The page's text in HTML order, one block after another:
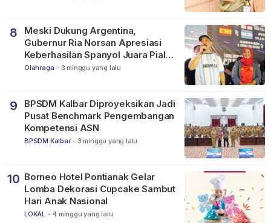
8
Meski Dukung Argentina,
Gubernur Ria Norsan Apresiasi
Keberhasilan Spanyol Juara Piala
Dunia FIFA 2026
Olahraga - 3 minggu yang lalu
9
BPSDM Kalbar Diproyeksikan Jadi
Pusat Benchmark Pengembangan
Kompetensi ASN
BPSDM Kalbar - 3 minggu yang lalu
10 Borneo Hotel Pontianak Gelar
Lomba Dekorasi Cupcake Sambut
Hari Anak Nasional
LOKAL - 4 minggu yang lalu